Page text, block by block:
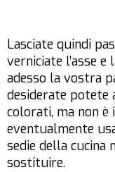
Lasciate quindi
verniciate l’asse
adesso la vostra
desiderate potete
colorati, ma non è
eventualmente
sedie della cucina
sostituire.